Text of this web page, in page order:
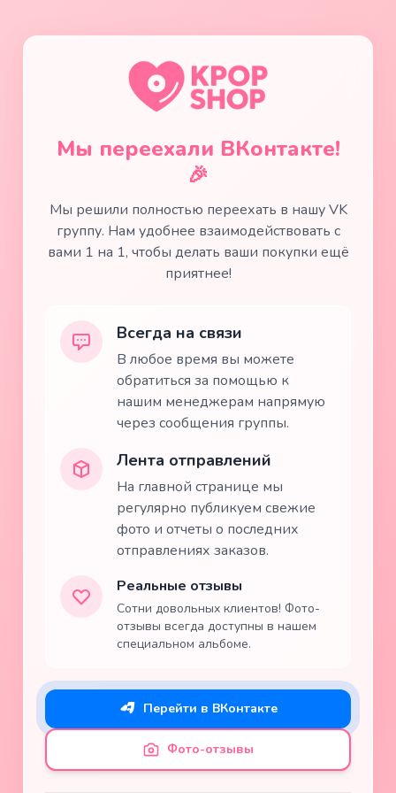
Мы переехали ВКонтакте!
🎉
Мы решили полностью переехать в нашу VK
группу. Нам удобнее взаимодействовать с
вами 1 на 1, чтобы делать ваши покупки ещё
приятнее!
Всегда на связи
В любое время вы можете
обратиться за помощью к
нашим менеджерам напрямую
через сообщения группы.
Лента отправлений
На главной странице мы
регулярно публикуем свежие
фото и отчеты о последних
отправлениях заказов.
Реальные отзывы
Сотни довольных клиентов! Фото-
отзывы всегда доступны в нашем
специальном альбоме.
Перейти в ВКонтакте
Фото-отзывы